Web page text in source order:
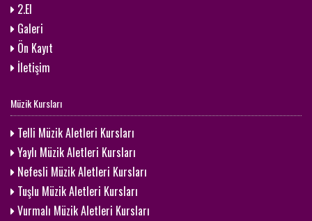
2.El
Galeri
Ön Kayıt
İletişim
Müzik Kursları
Telli Müzik Aletleri Kursları
Yaylı Müzik Aletleri Kursları
Nefesli Müzik Aletleri Kursları
Tuşlu Müzik Aletleri Kursları
Vurmalı Müzik Aletleri Kursları